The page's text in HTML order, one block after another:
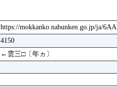
https://mokkanko.nabunken.go.jp/ja/
4150
←雲三□〔年ヵ〕